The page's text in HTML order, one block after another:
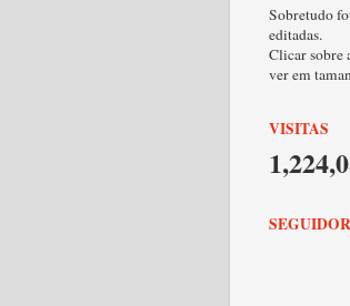
Sobretudo
editadas.
Clicar sobre
ver em
VISITAS